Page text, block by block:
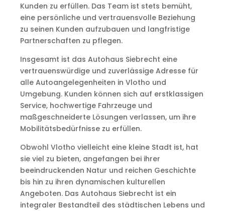
Kunden zu erfüllen. Das Team ist stets bemüht,
eine persönliche und vertrauensvolle Beziehung
zu seinen Kunden aufzubauen und langfristige
Partnerschaften zu pflegen.
Insgesamt ist das Autohaus Siebrecht eine
vertrauenswürdige und zuverlässige Adresse für
alle Autoangelegenheiten in Vlotho und
Umgebung. Kunden können sich auf erstklassigen
Service, hochwertige Fahrzeuge und
maßgeschneiderte Lösungen verlassen, um ihre
Mobilitätsbedürfnisse zu erfüllen.
Obwohl Vlotho vielleicht eine kleine Stadt ist, hat
sie viel zu bieten, angefangen bei ihrer
beeindruckenden Natur und reichen Geschichte
bis hin zu ihren dynamischen kulturellen
Angeboten. Das Autohaus Siebrecht ist ein
integraler Bestandteil des städtischen Lebens und